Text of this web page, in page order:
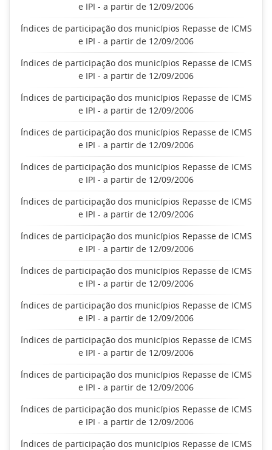
e IPI - a partir de 12/09/2006
Índices de participação dos municípios Repasse de ICMS
e IPI - a partir de 12/09/2006
Índices de participação dos municípios Repasse de ICMS
e IPI - a partir de 12/09/2006
Índices de participação dos municípios Repasse de ICMS
e IPI - a partir de 12/09/2006
Índices de participação dos municípios Repasse de ICMS
e IPI - a partir de 12/09/2006
Índices de participação dos municípios Repasse de ICMS
e IPI - a partir de 12/09/2006
Índices de participação dos municípios Repasse de ICMS
e IPI - a partir de 12/09/2006
Índices de participação dos municípios Repasse de ICMS
e IPI - a partir de 12/09/2006
Índices de participação dos municípios Repasse de ICMS
e IPI - a partir de 12/09/2006
Índices de participação dos municípios Repasse de ICMS
e IPI - a partir de 12/09/2006
Índices de participação dos municípios Repasse de ICMS
e IPI - a partir de 12/09/2006
Índices de participação dos municípios Repasse de ICMS
e IPI - a partir de 12/09/2006
Índices de participação dos municípios Repasse de ICMS
e IPI - a partir de 12/09/2006
Índices de participação dos municípios Repasse de ICMS